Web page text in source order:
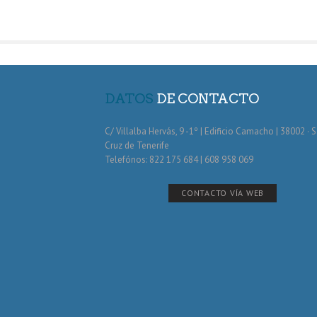
DATOS DE CONTACTO
C/ Villalba Hervás, 9 -1º | Edificio Camacho | 38002 ·
Cruz de Tenerife
Telefónos: 822 175 684 | 608 958 069
CONTACTO VÍA WEB